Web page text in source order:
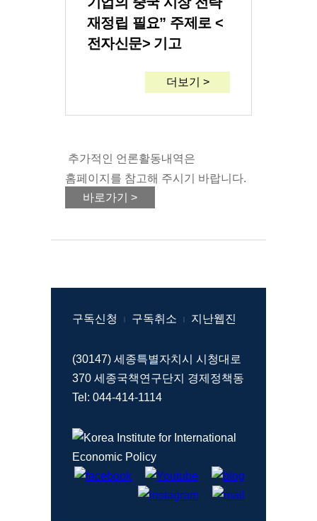
재정립 필요” 주제로 <
전자신문> 기고
더보기 >
추가적인 언론활동내역은
홈페이지를 참고해 주시기 바랍니다.
바로가기 >
구독신청 구독취소 지난웹진
(30147) 세종특별자치시 시청대로
370 세종국책연구단지 경제정책동
Tel: 044-414-1114